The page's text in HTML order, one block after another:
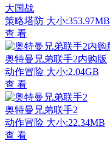
大国战
策略塔防 大小:353.97MB
查 看
奥特曼兄弟联手2内购版
动作冒险 大小:2.04GB
查 看
奥特曼兄弟联手2
动作冒险 大小:22.34MB
查 看